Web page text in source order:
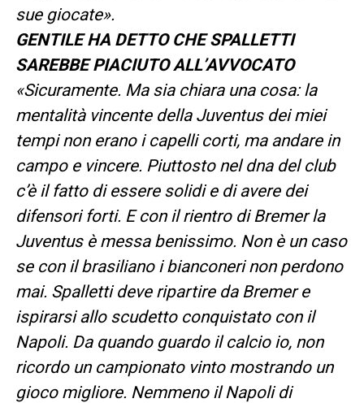
sue giocate».
GENTILE HA DETTO CHE SPALLETTI
SAREBBE PIACIUTO ALL’AVVOCATO
«Sicuramente. Ma sia chiara una cosa: la
mentalità vincente della Juventus dei miei
tempi non erano i capelli corti, ma andare in
campo e vincere. Piuttosto nel dna del club
c’è il fatto di essere solidi e di avere dei
difensori forti. E con il rientro di Bremer la
Juventus è messa benissimo. Non è un caso
se con il brasiliano i bianconeri non perdono
mai. Spalletti deve ripartire da Bremer e
ispirarsi allo scudetto conquistato con il
Napoli. Da quando guardo il calcio io, non
ricordo un campionato vinto mostrando un
gioco migliore. Nemmeno il Napoli di